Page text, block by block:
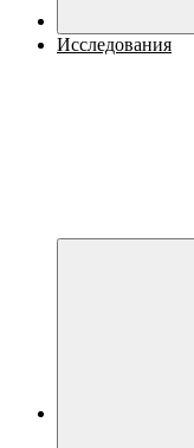
Исследования